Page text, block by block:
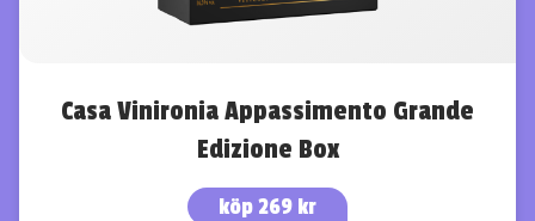
Casa Vinironia Appassimento Grande
Edizione Box
köp 269 kr